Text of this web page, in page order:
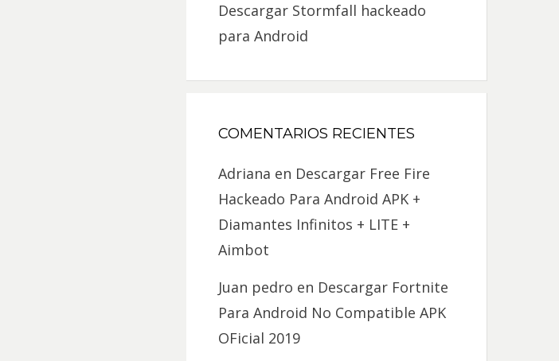
Descargar Stormfall hackeado
para Android
COMENTARIOS RECIENTES
Adriana en Descargar Free Fire
Hackeado Para Android APK +
Diamantes Infinitos + LITE +
Aimbot
Juan pedro en Descargar Fortnite
Para Android No Compatible APK
OFicial 2019